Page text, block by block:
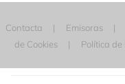
Contacta Emisoras
de Cookies
Política